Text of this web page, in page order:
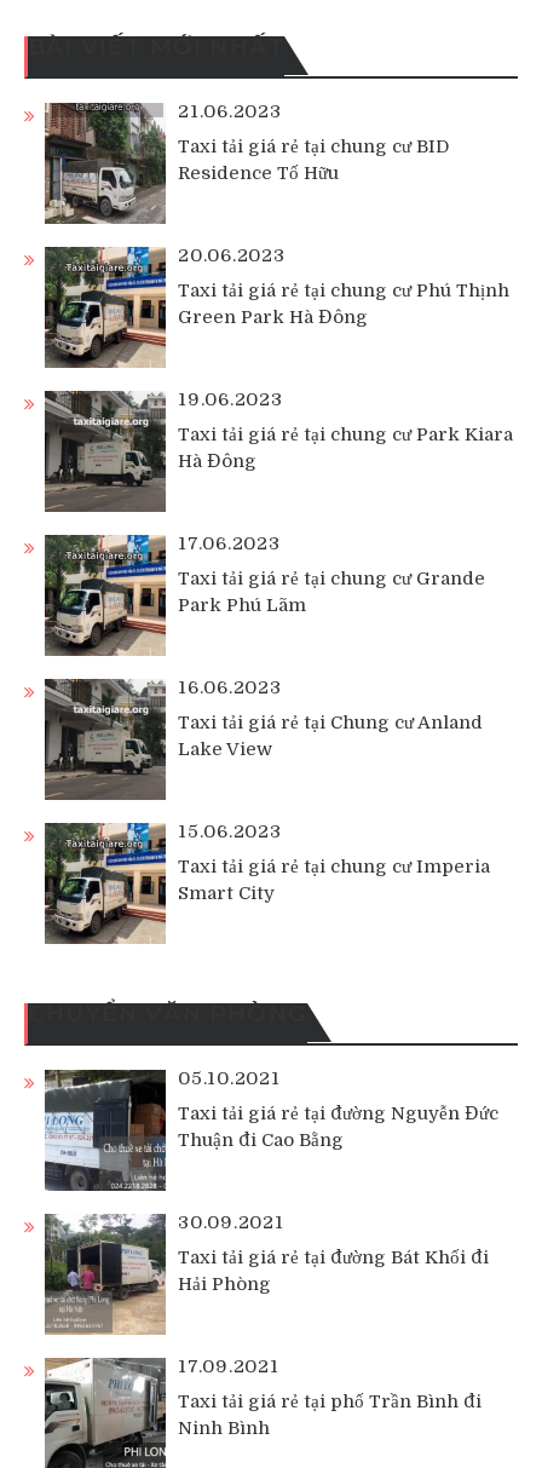
BÀI VIẾT MỚI NHẤT
21.06.2023
Taxi tải giá rẻ tại chung cư BID
Residence Tố Hữu
20.06.2023
Taxi tải giá rẻ tại chung cư Phú Thịnh
Green Park Hà Đông
19.06.2023
Taxi tải giá rẻ tại chung cư Park Kiara
Hà Đông
17.06.2023
Taxi tải giá rẻ tại chung cư Grande
Park Phú Lãm
16.06.2023
Taxi tải giá rẻ tại Chung cư Anland
Lake View
15.06.2023
Taxi tải giá rẻ tại chung cư Imperia
Smart City
05.10.2021
Taxi tải giá rẻ tại đường Nguyễn Đức
Thuận đi Cao Bằng
30.09.2021
Taxi tải giá rẻ tại đường Bát Khối đi
Hải Phòng
17.09.2021
Taxi tải giá rẻ tại phố Trần Bình đi
Ninh Bình